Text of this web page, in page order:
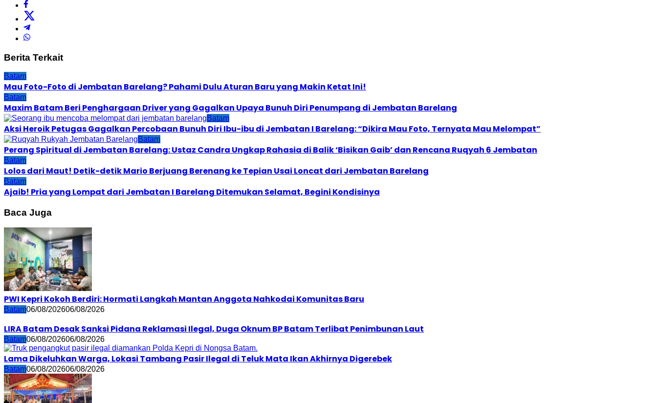
Berita Terkait
Batam
Mau Foto-Foto di Jembatan Barelang? Pahami Dulu Aturan Baru yang Makin Ketat Ini!
Batam
Maxim Batam Beri Penghargaan Driver yang Gagalkan Upaya Bunuh Diri Penumpang di Jembatan Barelang
Batam
Aksi Heroik Petugas Gagalkan Percobaan Bunuh Diri Ibu-ibu di Jembatan I Barelang: “Dikira Mau Foto, Ternyata Mau Melompat”
Batam
Perang Spiritual di Jembatan Barelang: Ustaz Candra Ungkap Rahasia di Balik ‘Bisikan Gaib’ dan Rencana Ruqyah 6 Jembatan
Batam
Lolos dari Maut! Detik-detik Mario Berjuang Berenang ke Tepian Usai Loncat dari Jembatan Barelang
Batam
Ajaib! Pria yang Lompat dari Jembatan I Barelang Ditemukan Selamat, Begini Kondisinya
Baca Juga
PWI Kepri Kokoh Berdiri: Hormati Langkah Mantan Anggota Nahkodai Komunitas Baru
Batam06/08/202606/08/2026
LIRA Batam Desak Sanksi Pidana Reklamasi Ilegal, Duga Oknum BP Batam Terlibat Penimbunan Laut
Batam06/08/202606/08/2026
Lama Dikeluhkan Warga, Lokasi Tambang Pasir Ilegal di Teluk Mata Ikan Akhirnya Digerebek
Batam06/08/202606/08/2026